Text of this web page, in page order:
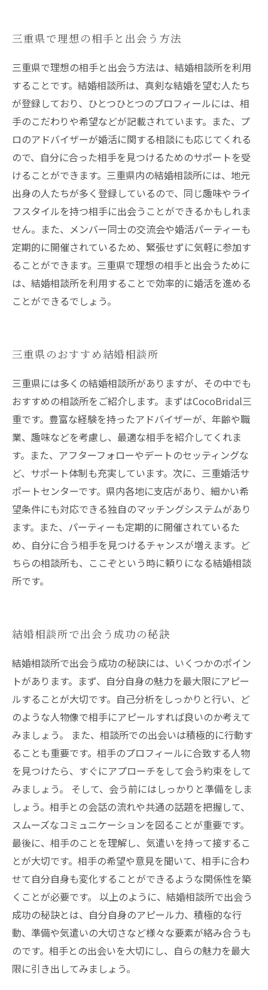
三重県で理想の相手と出会う方法
三重県で理想の相手と出会う方法は、結婚相談所を利用
することです。結婚相談所は、真剣な結婚を望む人たち
が登録しており、ひとつひとつのプロフィールには、相
手のこだわりや希望などが記載されています。また、プ
ロのアドバイザーが婚活に関する相談にも応じてくれる
ので、自分に合った相手を見つけるためのサポートを受
けることができます。三重県内の結婚相談所には、地元
出身の人たちが多く登録しているので、同じ趣味やライ
フスタイルを持つ相手に出会うことができるかもしれま
せん。また、メンバー同士の交流会や婚活パーティーも
定期的に開催されているため、緊張せずに気軽に参加す
ることができます。三重県で理想の相手と出会うために
は、結婚相談所を利用することで効率的に婚活を進める
ことができるでしょう。
三重県のおすすめ結婚相談所
三重県には多くの結婚相談所がありますが、その中でも
おすすめの相談所をご紹介します。まずはCocoBridal三
重です。豊富な経験を持ったアドバイザーが、年齢や職
業、趣味などを考慮し、最適な相手を紹介してくれま
す。また、アフターフォローやデートのセッティングな
ど、サポート体制も充実しています。次に、三重婚活サ
ポートセンターです。県内各地に支店があり、細かい希
望条件にも対応できる独自のマッチングシステムがあり
ます。また、パーティーも定期的に開催されているた
め、自分に合う相手を見つけるチャンスが増えます。ど
ちらの相談所も、ここぞという時に頼りになる結婚相談
所です。
結婚相談所で出会う成功の秘訣
結婚相談所で出会う成功の秘訣には、いくつかのポイン
トがあります。まず、自分自身の魅力を最大限にアピー
ルすることが大切です。自己分析をしっかりと行い、ど
のような人物像で相手にアピールすれば良いのか考えて
みましょう。 また、相談所での出会いは積極的に行動す
ることも重要です。相手のプロフィールに合致する人物
を見つけたら、すぐにアプローチをして会う約束をして
みましょう。 そして、会う前にはしっかりと準備をしま
しょう。相手との会話の流れや共通の話題を把握して、
スムーズなコミュニケーションを図ることが重要です。
最後に、相手のことを理解し、気遣いを持って接するこ
とが大切です。相手の希望や意見を聞いて、相手に合わ
せて自分自身も変化することができるような関係性を築
くことが必要です。 以上のように、結婚相談所で出会う
成功の秘訣とは、自分自身のアピール力、積極的な行
動、準備や気遣いの大切さなど様々な要素が絡み合うも
のです。相手との出会いを大切にし、自らの魅力を最大
限に引き出してみましょう。